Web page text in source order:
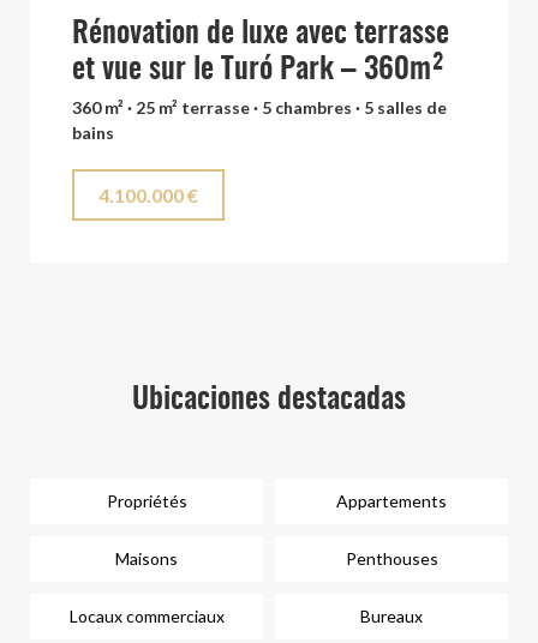
Rénovation de luxe avec terrasse
et vue sur le Turó Park – 360m²
360 m² · 25 m² terrasse · 5 chambres · 5 salles de
bains
4.100.000 €
Ubicaciones destacadas
Propriétés Appartements
Maisons Penthouses
Locaux commerciaux Bureaux